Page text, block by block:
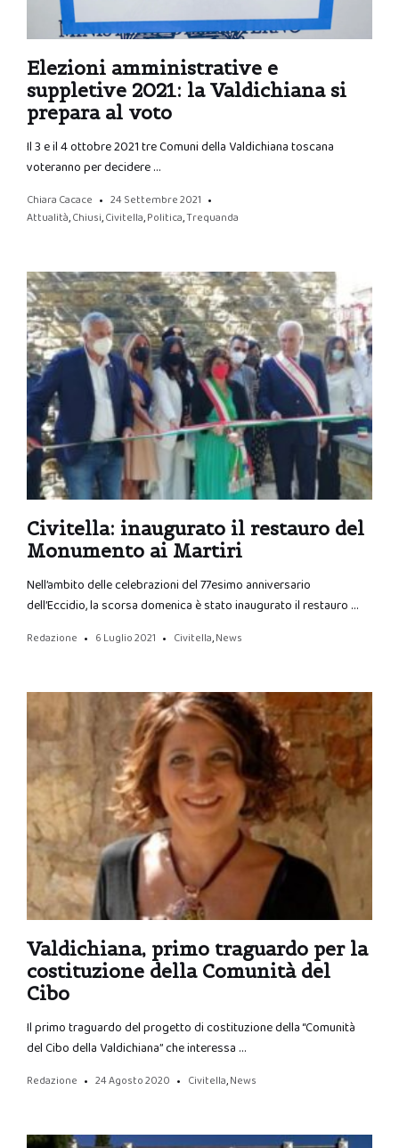
Elezioni amministrative e
suppletive 2021: la Valdichiana si
prepara al voto
Il 3 e il 4 ottobre 2021 tre Comuni della Valdichiana toscana
voteranno per decidere …
Chiara Cacace
24 Settembre 2021
Attualità,Chiusi,Civitella,Politica,Trequanda
Civitella: inaugurato il restauro del
Monumento ai Martiri
Nell’ambito delle celebrazioni del 77esimo anniversario
dell’Eccidio, la scorsa domenica è stato inaugurato il restauro …
Redazione 6 Luglio 2021 Civitella,News
Valdichiana, primo traguardo per la
costituzione della Comunità del
Cibo
Il primo traguardo del progetto di costituzione della “Comunità
del Cibo della Valdichiana” che interessa …
Redazione 24 Agosto 2020 Civitella,News